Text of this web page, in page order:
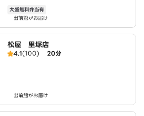
大盛無料弁当有
出前館がお届け
松屋 里塚店
4.1(100) 20分
出前館がお届け